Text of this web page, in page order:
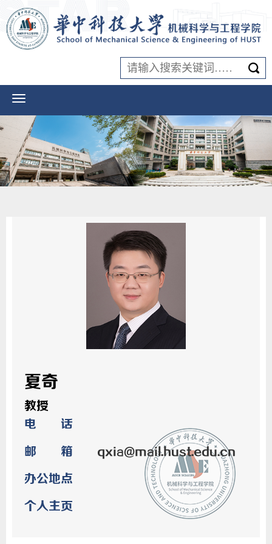
夏奇
教授
电 话
邮 箱
qxia@mail.hust.edu.cn
办公地点
个人主页